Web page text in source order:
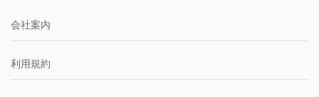
会社案内
利用規約